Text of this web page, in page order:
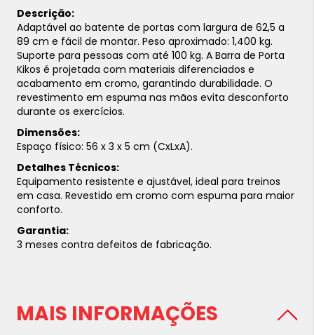
Descrição:
Adaptável ao batente de portas com largura de 62,5 a
89 cm e fácil de montar. Peso aproximado: 1,400 kg.
Suporte para pessoas com até 100 kg. A Barra de Porta
Kikos é projetada com materiais diferenciados e
acabamento em cromo, garantindo durabilidade. O
revestimento em espuma nas mãos evita desconforto
durante os exercícios.
Dimensões:
Espaço físico: 56 x 3 x 5 cm (CxLxA).
Detalhes Técnicos:
Equipamento resistente e ajustável, ideal para treinos
em casa. Revestido em cromo com espuma para maior
conforto.
Garantia:
3 meses contra defeitos de fabricação.
MAIS INFORMAÇÕES